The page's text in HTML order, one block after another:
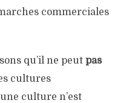
commerciales
qu’il ne peut pas
cultures
culture n’est